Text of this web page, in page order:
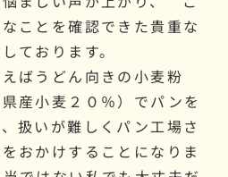
ことを確認できた貴重な
ております。
ばうどん向きの小麦粉
産小麦２０％）でパンを
扱いが難しくパン工場さ
おかけすることになりま